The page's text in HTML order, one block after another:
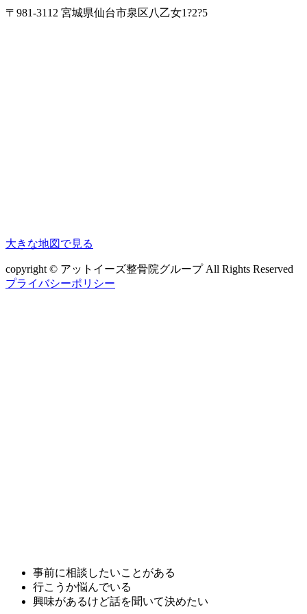
〒981-3112 宮城県仙台市泉区八乙女1?2?5
大きな地図で見る
copyright © アットイーズ整骨院グループ All Rights Reserved
プライバシーポリシー
事前に相談したいことがある
行こうか悩んでいる
興味があるけど話を聞いて決めたい